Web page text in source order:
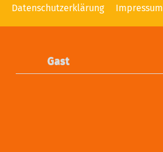
Datenschutzerklärung Impressum
Gast